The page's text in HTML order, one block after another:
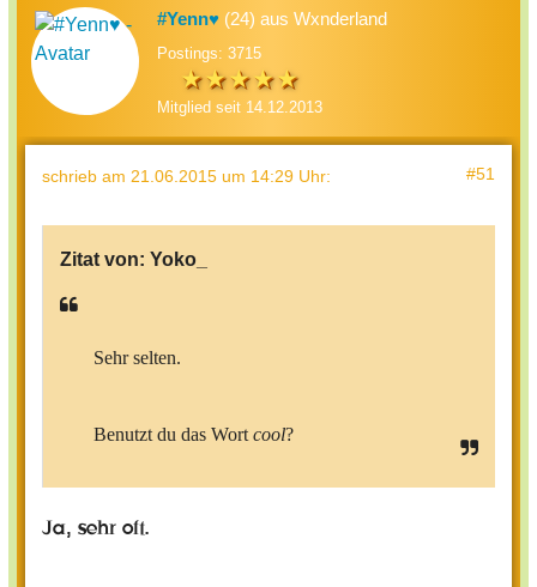
#Yenn♥ (24) aus Wxnderland
Postings: 3715
Mitglied seit 14.12.2013
schrieb am 21.06.2015 um 14:29 Uhr: #51
Zitat von: Yoko_
Sehr selten.
Benutzt du das Wort cool?
Ja, sehr oft.